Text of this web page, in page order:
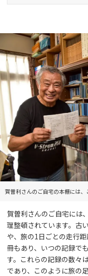
賀曽利さんのご自宅の本棚には
賀曽利さんのご自宅には
理整頓されています。古
や、旅の1日ごとの走行
冊もあり、いつの記録で
す。これらの記録の数々
であり、このように旅の